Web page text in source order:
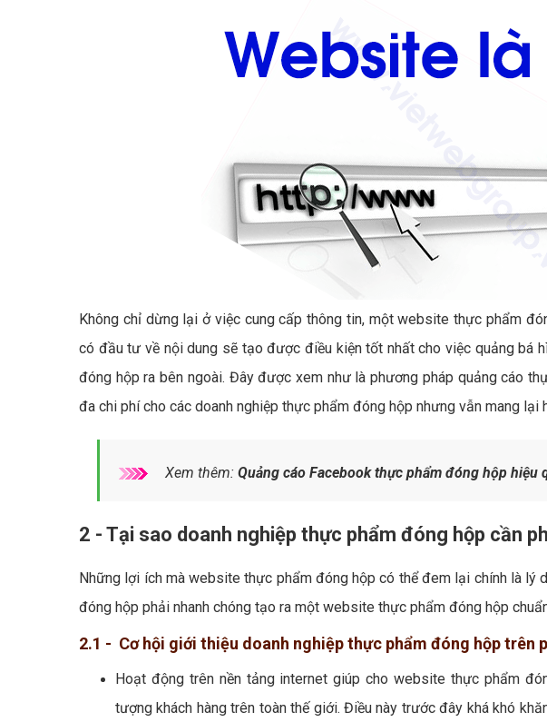
Không chỉ dừng lại ở việc cung cấp thông tin, một website thực phẩm
có đầu tư về nội dung sẽ tạo được điều kiện tốt nhất cho việc quảng bá
đóng hộp ra bên ngoài. Đây được xem như là phương pháp quảng cáo
đa chi phí cho các doanh nghiệp thực phẩm đóng hộp nhưng vẫn mang lại
Xem thêm: Quảng cáo Facebook thực phẩm đóng hộp hiệu
2 - Tại sao doanh nghiệp thực phẩm đóng hộp cần
Những lợi ích mà website thực phẩm đóng hộp có thể đem lại chính là lý
đóng hộp phải nhanh chóng tạo ra một website thực phẩm đóng hộp
2.1 - Cơ hội giới thiệu doanh nghiệp thực phẩm đóng hộp trên
Hoạt động trên nền tảng internet giúp cho website thực phẩm
tượng khách hàng trên toàn thế giới. Điều này trước đây khá khó